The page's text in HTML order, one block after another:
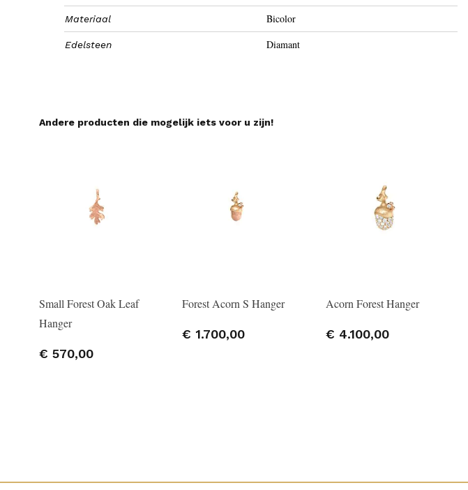
Materiaal Bicolor
Edelsteen Diamant
Andere producten die mogelijk iets voor u zijn!
Small Forest Oak Leaf
Hanger
€ 570,00
Forest Acorn S Hanger
€ 1.700,00
Acorn Forest Hanger
€ 4.100,00